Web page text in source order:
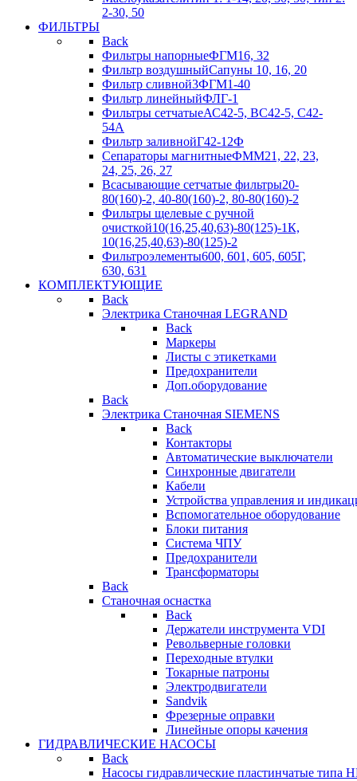
2-30, 50
ФИЛЬТРЫ
Back
Фильтры напорныеФГМ16, 32
Фильтр воздушныйСапуны 10, 16, 20
Фильтр сливной3ФГМ1-40
Фильтр линейныйФЛГ-1
Фильтры сетчатыеАС42-5, ВС42-5, С42-
54А
Фильтр заливнойГ42-12Ф
Сепараторы магнитныеФММ21, 22, 23,
24, 25, 26, 27
Всасывающие сетчатые фильтры20-
80(160)-2, 40-80(160)-2, 80-80(160)-2
Фильтры щелевые с ручной
очисткой10(16,25,40,63)-80(125)-1К,
10(16,25,40,63)-80(125)-2
Фильтроэлементы600, 601, 605, 605Г,
630, 631
КОМПЛЕКТУЮЩИЕ
Back
Электрика Станочная LEGRAND
Back
Маркеры
Листы с этикетками
Предохранители
Доп.оборудование
Back
Электрика Станочная SIEMENS
Back
Контакторы
Автоматические выключатели
Синхронные двигатели
Кабели
Устройства управления и
Вспомогательное оборудование
Блоки питания
Система ЧПУ
Предохранители
Трансформаторы
Back
Станочная оснастка
Back
Держатели инструмента VDI
Револьверные головки
Переходные втулки
Токарные патроны
Электродвигатели
Sandvik
Фрезерные оправки
Линейные опоры качения
ГИДРАВЛИЧЕСКИЕ НАСОСЫ
Back
Насосы гидравлические пластинчатые типа